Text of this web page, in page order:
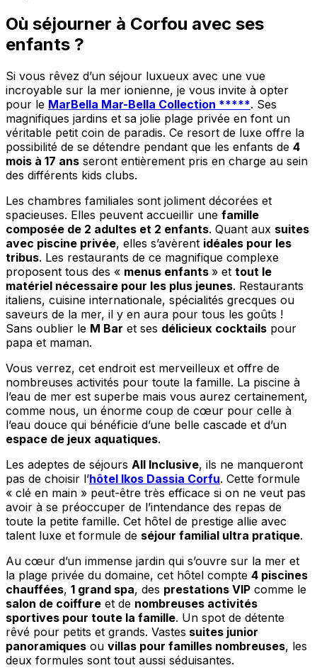
Où séjourner à Corfou avec ses
enfants ?
Si vous rêvez d’un séjour luxueux avec une vue
incroyable sur la mer ionienne, je vous invite à opter
pour le MarBella Mar-Bella Collection *****. Ses
magnifiques jardins et sa jolie plage privée en font un
véritable petit coin de paradis. Ce resort de luxe offre la
possibilité de se détendre pendant que les enfants de 4
mois à 17 ans seront entièrement pris en charge au sein
des différents kids clubs.
Les chambres familiales sont joliment décorées et
spacieuses. Elles peuvent accueillir une famille
composée de 2 adultes et 2 enfants. Quant aux suites
avec piscine privée, elles s’avèrent idéales pour les
tribus. Les restaurants de ce magnifique complexe
proposent tous des « menus enfants » et tout le
matériel nécessaire pour les plus jeunes. Restaurants
italiens, cuisine internationale, spécialités grecques ou
saveurs de la mer, il y en aura pour tous les goûts !
Sans oublier le M Bar et ses délicieux cocktails pour
papa et maman.
Vous verrez, cet endroit est merveilleux et offre de
nombreuses activités pour toute la famille. La piscine à
l’eau de mer est superbe mais vous aurez certainement,
comme nous, un énorme coup de cœur pour celle à
l’eau douce qui bénéficie d’une belle cascade et d’un
espace de jeux aquatiques.
Les adeptes de séjours All Inclusive, ils ne manqueront
pas de choisir l’hôtel Ikos Dassia Corfu. Cette formule
« clé en main » peut-être très efficace si on ne veut pas
avoir à se préoccuper de l’intendance des repas de
toute la petite famille. Cet hôtel de prestige allie avec
talent luxe et formule de séjour familial ultra pratique.
Au cœur d’un immense jardin qui s’ouvre sur la mer et
la plage privée du domaine, cet hôtel compte 4 piscines
chauffées, 1 grand spa, des prestations VIP comme le
salon de coiffure et de nombreuses activités
sportives pour toute la famille. Un spot de détente
rêvé pour petits et grands. Vastes suites junior
panoramiques ou villas pour familles nombreuses, les
deux formules sont tout aussi séduisantes.